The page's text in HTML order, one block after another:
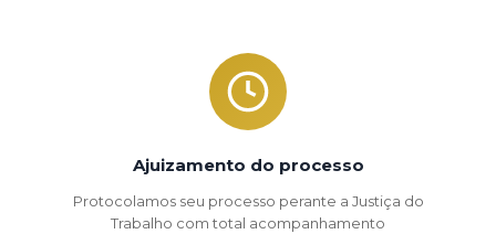
Ajuizamento do processo
Protocolamos seu processo perante a Justiça do
Trabalho com total acompanhamento